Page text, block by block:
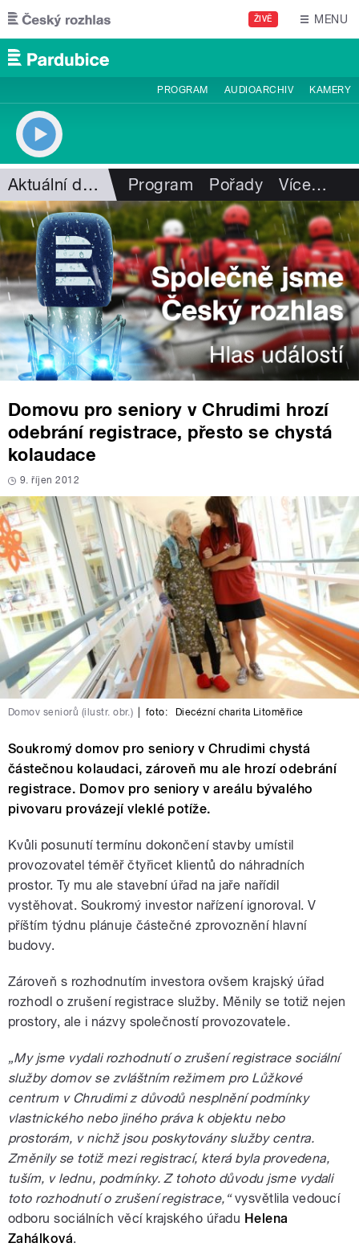
Přejít k hlavnímu obsahu
ŽIVĚ MENU
PROGRAM AUDIOARCHIV KAMERY
Aktuální dění Program Pořady Více…
Domovu pro seniory v Chrudimi hrozí
odebrání registrace, přesto se chystá
kolaudace
9. říjen 2012
Domov seniorů (ilustr. obr.) foto: Diecézní charita Litoměřice
Soukromý domov pro seniory v Chrudimi chystá
částečnou kolaudaci, zároveň mu ale hrozí odebrání
registrace. Domov pro seniory v areálu bývalého
pivovaru provázejí vleklé potíže.
Kvůli posunutí termínu dokončení stavby umístil
provozovatel téměř čtyřicet klientů do náhradních
prostor. Ty mu ale stavební úřad na jaře nařídil
vystěhovat. Soukromý investor nařízení ignoroval. V
příštím týdnu plánuje částečné zprovoznění hlavní
budovy.
Zároveň s rozhodnutím investora ovšem krajský úřad
rozhodl o zrušení registrace služby. Měnily se totiž nejen
prostory, ale i názvy společností provozovatele.
„My jsme vydali rozhodnutí o zrušení registrace sociální
služby domov se zvláštním režimem pro Lůžkové
centrum v Chrudimi z důvodů nesplnění podmínky
vlastnického nebo jiného práva k objektu nebo
prostorám, v nichž jsou poskytovány služby centra.
Změnily se totiž mezi registrací, která byla provedena,
tuším, v lednu, podmínky. Z tohoto důvodu jsme vydali
toto rozhodnutí o zrušení registrace,“vysvětlila vedoucí
odboru sociálních věcí krajského úřadu Helena
Zahálková.